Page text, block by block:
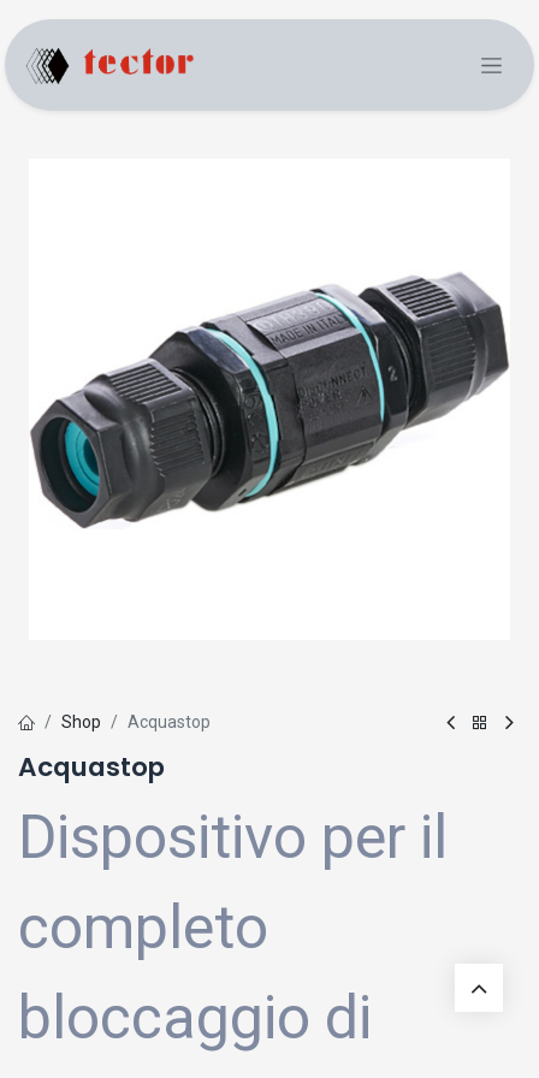
Shop Acquastop
Acquastop
Dispositivo per il
completo
bloccaggio di